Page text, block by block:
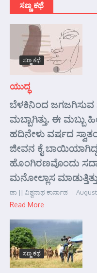
ಸಣ್ಣ ಕಥೆ
ಸಣ್ಣ ಕಥೆ
ಯುದ್ಧ
ಬೆಳಕಿನಿಂದ ಜಗಜಗಿಸುವ
ಮಬ್ಬಾಗಿತ್ತು. ಈ ಮಬ್ಬು
ಹದಿನೇಳು ವರ್ಷದ
ಜೀವನ ಕೈ
ಹೊಂಗಿರಣವೊಂದು
ಮನೋಲ್ಲಾಸ
ಡಾ || ವಿಶ್ವನಾಥ ಕಾರ್ನಾಡ
Read More
ಸಣ್ಣ ಕಥೆ